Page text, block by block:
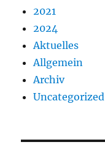
2021
2024
Aktuelles
Allgemein
Archiv
Uncategorized